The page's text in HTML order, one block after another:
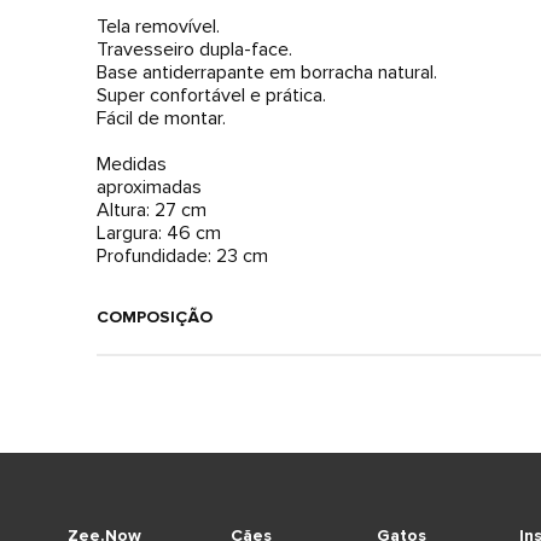
Tela removível.
Travesseiro dupla-face.
Base antiderrapante em borracha natural.
Super confortável e prática.
Fácil de montar.
Medidas
aproximadas
Altura: 27 cm
Largura: 46 cm
Profundidade: 23 cm
COMPOSIÇÃO
Cães Gatos
Zee.Now